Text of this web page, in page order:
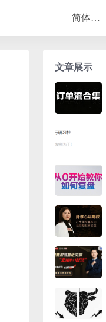
文章展示